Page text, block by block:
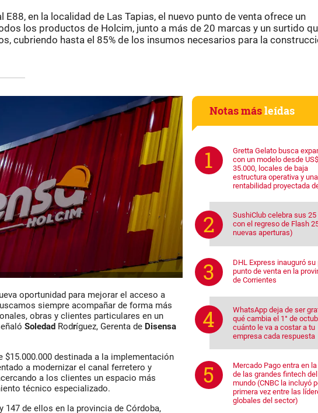
E88, en la localidad de Las Tapias, el nuevo punto de venta ofrece un
los productos de Holcim, junto a más de 20 marcas y un surtido
cubriendo hasta el 85% de los insumos necesarios para la
oportunidad para mejorar el acceso a
siempre acompañar de forma más
obras y clientes particulares en un
Soledad Rodríguez, Gerenta de Disensa
$15.000.000 destinada a la implementación
a modernizar el canal ferretero y
a los clientes un espacio más
técnico especializado.
147 de ellos en la provincia de Córdoba,
Notas másleídas
Gretta Gelato busca
con un modelo desde US$
35.000, locales de baja
estructura operativa y una
rentabilidad proyectada
SushiClub celebra sus 25
con el regreso de Flash
nuevas aperturas)
DHL Express inauguró su
punto de venta en la
de Corrientes
WhatsApp deja de ser
qué cambia el 1° de
cuánto le va a costar a tu
empresa cada respuesta
Mercado Pago entra en
de las grandes fintech del
mundo (CNBC la incluyó
primera vez entre las
globales del sector)